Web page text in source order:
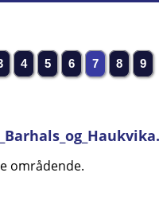
4 5 6 7 8 9
områdende.